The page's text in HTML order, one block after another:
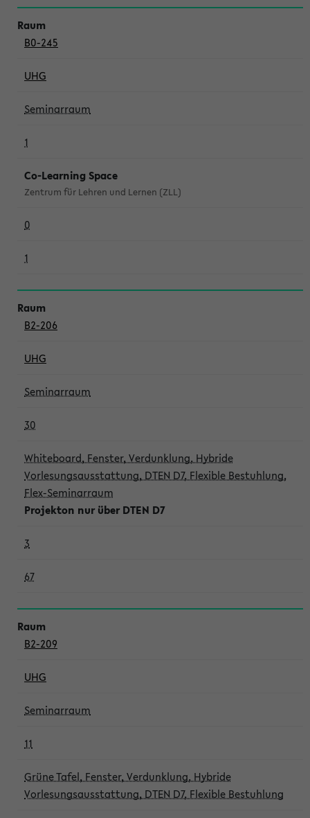
B0-245
UHG
Seminarraum
1
Co-Learning Space
Zentrum für Lehren und Lernen (ZLL)
0
1
B2-206
UHG
Seminarraum
30
Whiteboard, Fenster, Verdunklung, Hybride
Vorlesungsausstattung, DTEN D7, Flexible Bestuhlung,
Flex-Seminarraum
Projekton nur über DTEN D7
3
67
B2-209
UHG
Seminarraum
11
Grüne Tafel, Fenster, Verdunklung, Hybride
Vorlesungsausstattung, DTEN D7, Flexible Bestuhlung